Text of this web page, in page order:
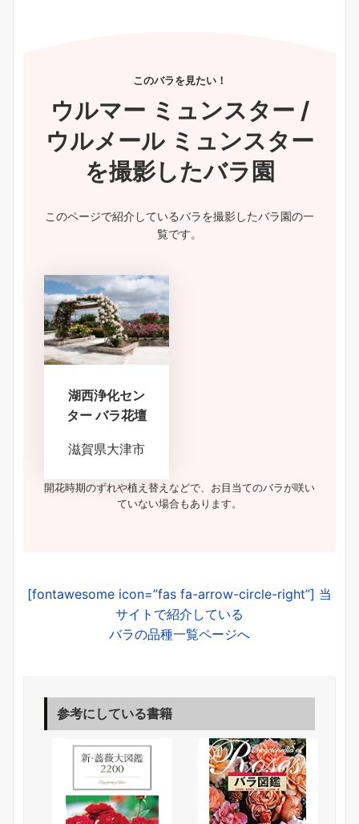
このバラを見たい！
ウルマー ミュンスター /
ウルメール ミュンスター
を撮影したバラ園
このページで紹介しているバラを撮影したバラ園の一
覧です。
湖西浄化セン
ター バラ花壇
滋賀県大津市
開花時期のずれや植え替えなどで、お目当てのバラが咲い
ていない場合もあります。
[fontawesome icon=”fas fa-arrow-circle-right”] 当
サイトで紹介している
バラの品種一覧ページへ
参考にしている書籍